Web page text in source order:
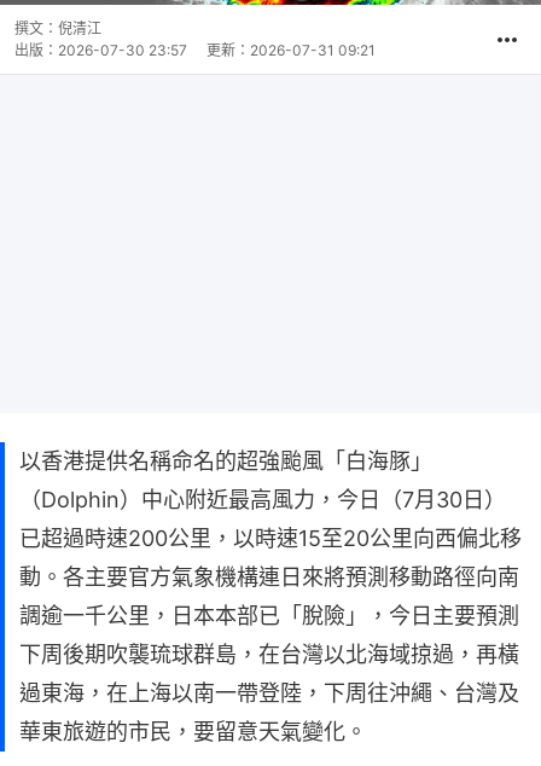
撰文： 倪清江
出版： 2026-07-30 23:57 更新： 2026-07-31 09:21
以香港提供名稱命名的超強颱風「白海豚」
（Dolphin）中心附近最高風力，今日（7月30日）
已超過時速200公里，以時速15至20公里向西偏北移
動。各主要官方氣象機構連日來將預測移動路徑向南
調逾一千公里，日本本部已「脫險」，今日主要預測
下周後期吹襲琉球群島，在台灣以北海域掠過，再橫
過東海，在上海以南一帶登陸，下周往沖繩、台灣及
華東旅遊的市民，要留意天氣變化。